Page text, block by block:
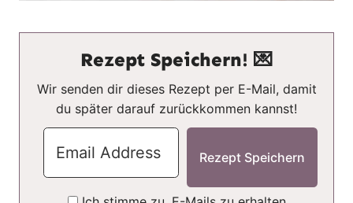
Rezept Speichern! 💌
Wir senden dir dieses Rezept per E-Mail, damit
du später darauf zurückkommen kannst!